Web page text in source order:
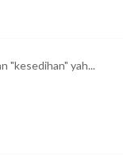
"kesedihan" yah...